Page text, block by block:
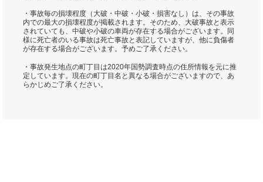
・事故毎の損壊程度（大破・中破・小破・損害なし）は、その事故
内での最大の損壊程度が掲載されます。そのため、大破事故と表示
されていても、中破や小破の車両が存在する場合がございます。同
様に死亡者のいる事故は死亡事故と表記していますが、他に負傷者
が存在する場合がございます。予めご了承ください。
・事故発生地点の町丁目は2020年国勢調査時点の住所情報を元に推
定しています。現在の町丁目名と異なる場合がございますので、あ
らかじめご了承ください。